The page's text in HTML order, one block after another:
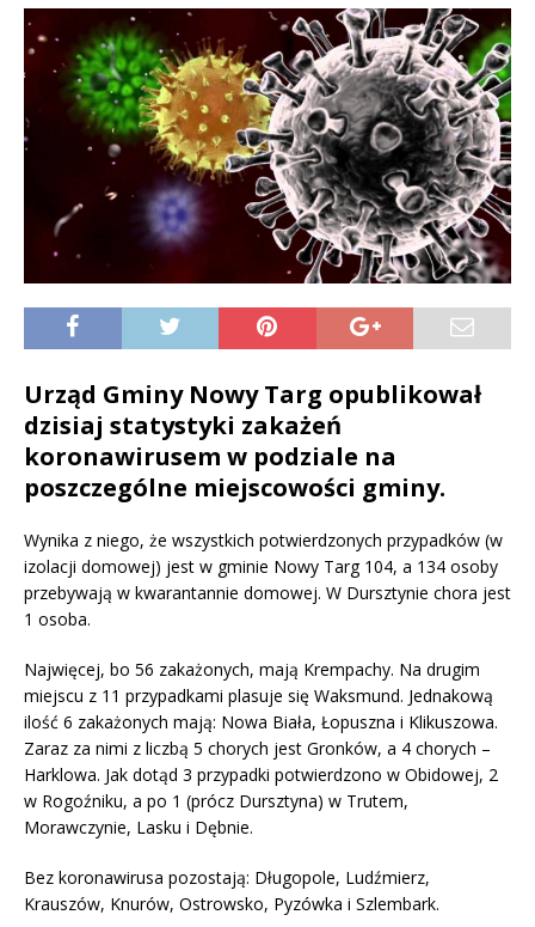
Urząd Gminy Nowy Targ opublikował
dzisiaj statystyki zakażeń
koronawirusem w podziale na
poszczególne miejscowości gminy.
Wynika z niego, że wszystkich potwierdzonych przypadków (w
izolacji domowej) jest w gminie Nowy Targ 104, a 134 osoby
przebywają w kwarantannie domowej. W Dursztynie chora jest
1 osoba.
Najwięcej, bo 56 zakażonych, mają Krempachy. Na drugim
miejscu z 11 przypadkami plasuje się Waksmund. Jednakową
ilość 6 zakażonych mają: Nowa Biała, Łopuszna i Klikuszowa.
Zaraz za nimi z liczbą 5 chorych jest Gronków, a 4 chorych –
Harklowa. Jak dotąd 3 przypadki potwierdzono w Obidowej, 2
w Rogoźniku, a po 1 (prócz Dursztyna) w Trutem,
Morawczynie, Lasku i Dębnie.
Bez koronawirusa pozostają: Długopole, Ludźmierz,
Krauszów, Knurów, Ostrowsko, Pyzówka i Szlembark.